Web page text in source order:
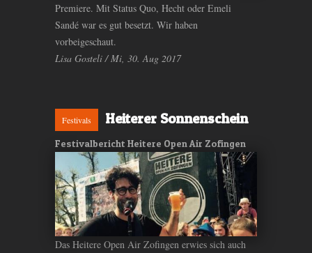
Premiere. Mit Status Quo, Hecht oder Emeli
Sandé war es gut besetzt. Wir haben
vorbeigeschaut.
Lisa Gosteli / Mi, 30. Aug 2017
Festivals Heiterer Sonnenschein
Festivalbericht Heitere Open Air Zofingen
Das Heitere Open Air Zofingen erwies sich auch